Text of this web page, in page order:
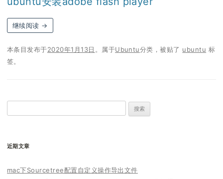
继续阅读 →
本条目发布于2020年1月13日 。属于Ubuntu分类，被贴了 ubuntu 标
签。
索：
近期文章
mac下Sourcetree配置自定义操作导出文件